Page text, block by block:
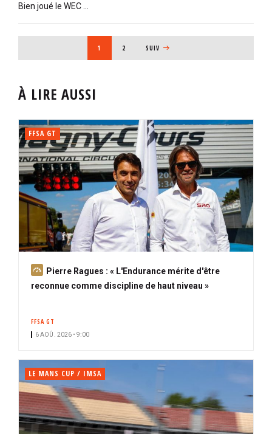
Bien joué le WEC …
PAGINATION
PAGE COURANTE
1 PAGE
2 PAGE SUIVANTE
SUIV
À LIRE AUSSI
FFSA GT
A
b
Pierre Ragues : « L'Endurance mérite d'être
reconnue comme discipline de haut niveau »
FFSA GT
6 AOÛ. 2026 • 9:00
LE MANS CUP / IMSA